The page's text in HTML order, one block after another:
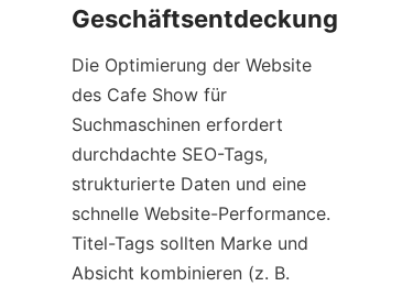
Die Optimierung der Website
des Cafe Show für
Suchmaschinen erfordert
durchdachte SEO-Tags,
strukturierte Daten und eine
schnelle Website-Performance.
Titel-Tags sollten Marke und
Absicht kombinieren (z. B.